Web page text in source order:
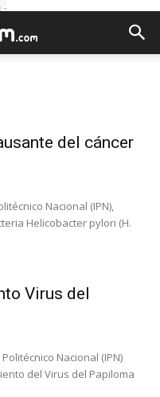
-
del cáncer
Nacional (IPN),
Helicobacter pylori (H.
Virus del
Nacional (IPN)
del Virus del Papiloma